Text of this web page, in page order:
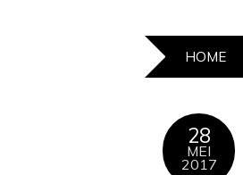
HOME
28
MEI
2017